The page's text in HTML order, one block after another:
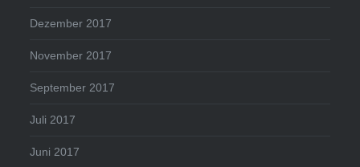
Dezember 2017
November 2017
September 2017
Juli 2017
Juni 2017